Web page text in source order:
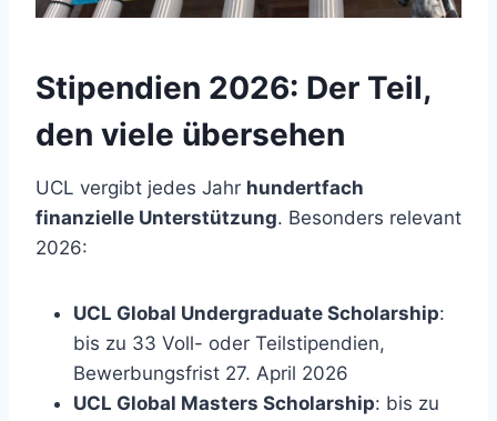
Stipendien 2026: Der Teil,
den viele übersehen
UCL vergibt jedes Jahr hundertfach
finanzielle Unterstützung. Besonders relevant
2026:
UCL Global Undergraduate Scholarship:
bis zu 33 Voll- oder Teilstipendien,
Bewerbungsfrist 27. April 2026
UCL Global Masters Scholarship: bis zu